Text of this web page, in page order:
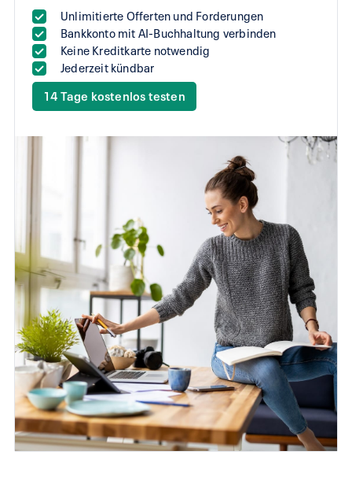
Unlimitierte Offerten und Forderungen
Bankkonto mit AI-Buchhaltung verbinden
Keine Kreditkarte notwendig
Jederzeit kündbar
14 Tage kostenlos testen